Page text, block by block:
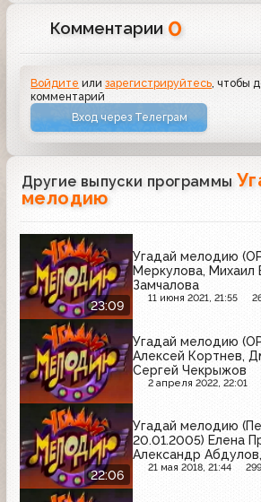
Комментарии 0
Войдите илизарегистрируйтесь , чтобы
комментарий
Вход через Телеграм
Другие выпуски программы
мелодию
23:09
Угадай мелодию
Меркулова, Михаил
Замчалова
11 июня 2021, 21:55
Угадай мелодию
Алексей Кортнев,
Сергей Чекрыжов
2 апреля 2022, 22:01
22:06
Угадай мелодию
20.01.2005) Елена
Александр
Редникова
21 мая 2018, 21:44